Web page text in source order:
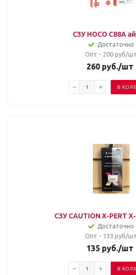
СЗУ HOCO C88A
Достаточно
Опт - 200 руб/
260 руб./шт
В
СЗУ CAUTION X-PERT
Достаточно
Опт - 133 руб/
135 руб./шт
В